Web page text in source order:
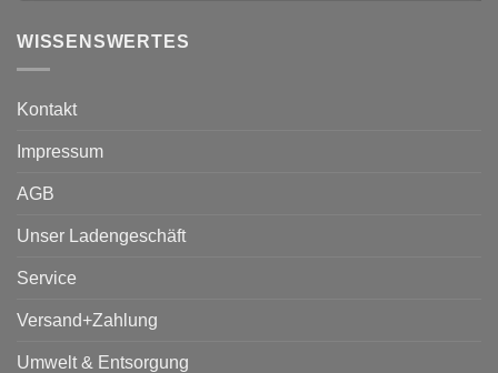
WISSENSWERTES
Kontakt
Impressum
AGB
Unser Ladengeschäft
Service
Versand+Zahlung
Umwelt & Entsorgung